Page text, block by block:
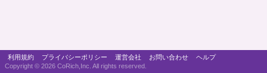
利用規約 プライバシーポリシー 運営会社 お問い合わせ
ヘルプ
Copyright © 2026 CoRich,Inc. All rights reserved.